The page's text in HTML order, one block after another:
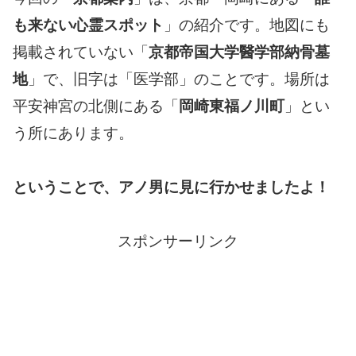
も来ない心霊スポット 」の紹介です。地図にも
掲載されていない「 京都帝国大学醫学部納骨墓
地」で、旧字は「医学部」のことです。場所は
平安神宮の北側にある「 岡崎東福ノ川町 」とい
う所にあります。
ということで、アノ男に見に行かせましたよ！
スポンサーリンク